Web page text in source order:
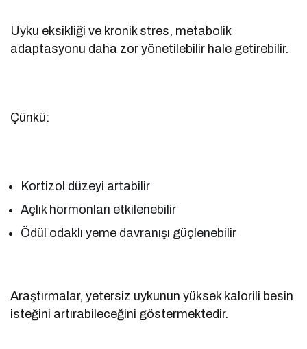
Uyku eksikliği ve kronik stres, metabolik
adaptasyonu daha zor yönetilebilir hale getirebilir.
Çünkü:
Kortizol düzeyi artabilir
Açlık hormonları etkilenebilir
Ödül odaklı yeme davranışı güçlenebilir
Araştırmalar, yetersiz uykunun yüksek kalorili besin
isteğini artırabileceğini göstermektedir.